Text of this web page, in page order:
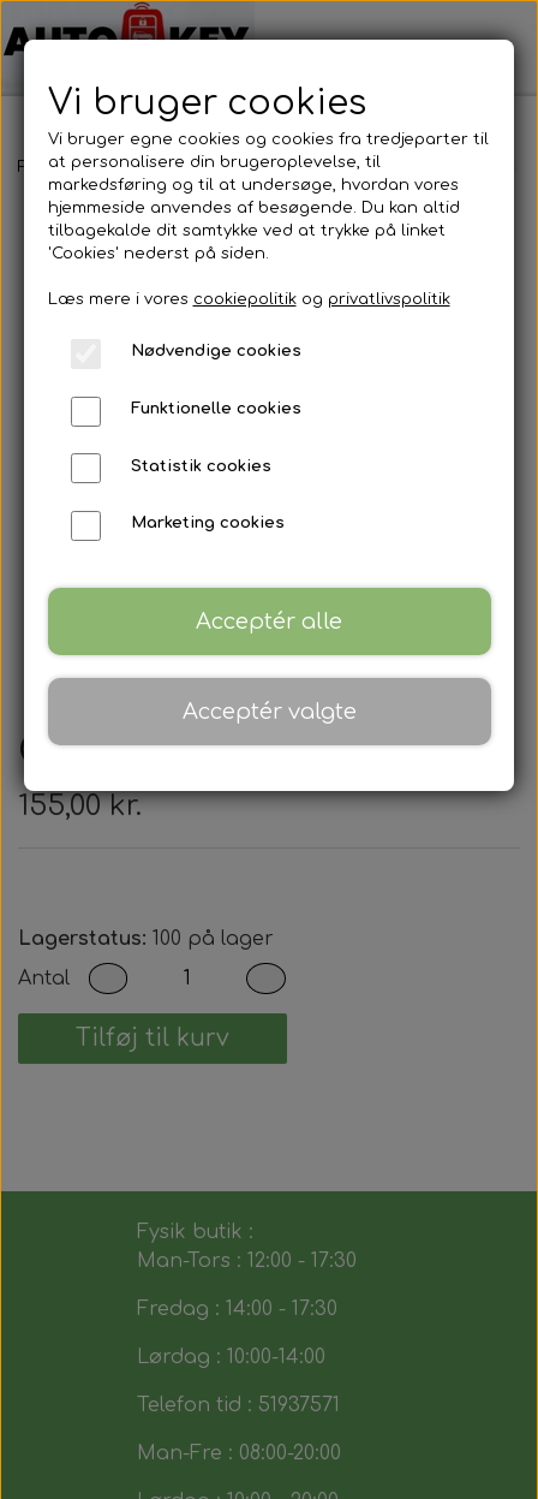
Forside Bilnøgler Chrevrolet Nøglehus
Chrevrolet - Nøglehus
155,00 kr.
Lagerstatus: 100 på lager
Antal
Tilføj til kurv
Fysik butik :
Man-Tors : 12:00 - 17:30
Fredag : 14:00 - 17:30
Lørdag : 10:00-14:00
Telefon tid : 51937571
Man-Fre : 08:00-20:00
Vi bruger cookies
Vi bruger egne cookies og cookies fra tredjeparter til
at personalisere din brugeroplevelse, til
markedsføring og til at undersøge, hvordan vores
hjemmeside anvendes af besøgende. Du kan altid
tilbagekalde dit samtykke ved at trykke på linket
'Cookies' nederst på siden.
Læs mere i vores cookiepolitikog privatlivspolitik
Nødvendige cookies
Funktionelle cookies
Statistik cookies
Marketing cookies
Acceptér alle
Acceptér valgte